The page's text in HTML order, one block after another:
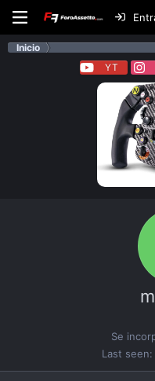
Inicio
YT
Se
Last seen